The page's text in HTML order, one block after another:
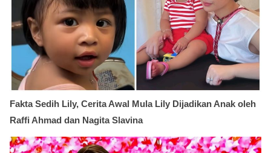
Fakta Sedih Lily, Cerita Awal Mula Lily Dijadikan Anak oleh
Raffi Ahmad dan Nagita Slavina